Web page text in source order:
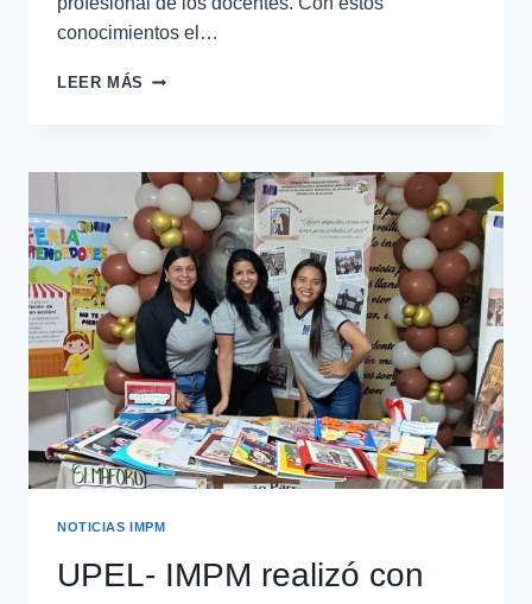
conocimientos el…
LEER MÁS
NOTICIAS IMPM
UPEL- IMPM realizó con